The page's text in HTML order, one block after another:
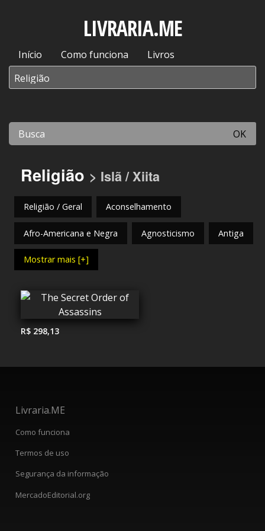
LIVRARIA.ME
Início Como funciona Livros
OK
Religião > Islã / Xiita
Religião / Geral Aconselhamento
Afro-Americana e Negra Agnosticismo Antiga
Mostrar mais [+]
R$ 298,13
Livraria.ME
Como funciona
Termos de uso
Segurança da informação
MercadoEditorial.org